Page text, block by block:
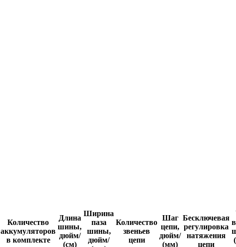
Количество
аккумуляторов
в комплекте
Длина
шины,
дюйм/
(см)
Ширина
паза
шины,
дюйм/
Количество
звеньев
цепи
Шаг
цепи,
дюйм/
(мм)
Бесключевая
регулировка
натяжения
цепи